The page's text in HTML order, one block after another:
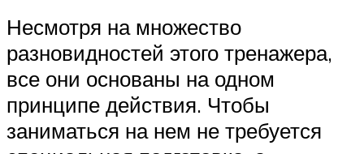
Несмотря на множество
разновидностей этого тренажера,
все они основаны на одном
принципе действия. Чтобы
заниматься на нем не требуется